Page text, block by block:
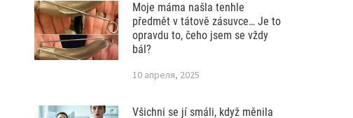
Moje máma našla tenhle
předmět v tátově zásuvce… Je to
opravdu to, čeho jsem se vždy
bál?
10 апреля, 2025
Všichni se jí smáli, když měnila